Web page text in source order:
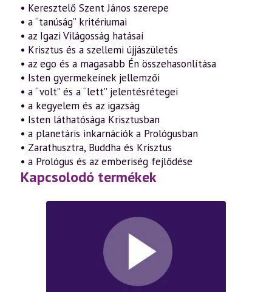
• Keresztelő Szent János szerepe
• a “tanúság” kritériumai
• az Igazi Világosság hatásai
• Krisztus és a szellemi újjászületés
• az ego és a magasabb Én összehasonlítása
• Isten gyermekeinek jellemzői
• a “volt” és a “lett” jelentésrétegei
• a kegyelem és az igazság
• Isten láthatósága Krisztusban
• a planetáris inkarnációk a Prológusban
• Zarathusztra, Buddha és Krisztus
• a Prológus és az emberiség fejlődése
Kapcsolodó termékek